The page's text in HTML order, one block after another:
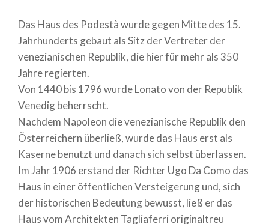
Das Haus des Podestà wurde gegen Mitte des 15.
Jahrhunderts gebaut als Sitz der Vertreter der
venezianischen Republik, die hier für mehr als 350
Jahre regierten.
Von 1440 bis 1796 wurde Lonato von der Republik
Venedig beherrscht.
Nachdem Napoleon die venezianische Republik den
Österreichern überließ, wurde das Haus erst als
Kaserne benutzt und danach sich selbst überlassen.
Im Jahr 1906 erstand der Richter Ugo Da Como das
Haus in einer öffentlichen Versteigerung und, sich
der historischen Bedeutung bewusst, ließ er das
Haus vom Architekten Tagliaferri originaltreu